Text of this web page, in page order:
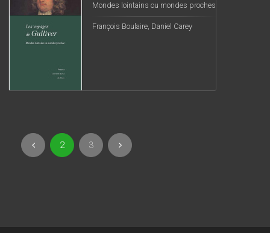
Mondes lointains ou mondes proches
François Boulaire, Daniel Carey
2 3